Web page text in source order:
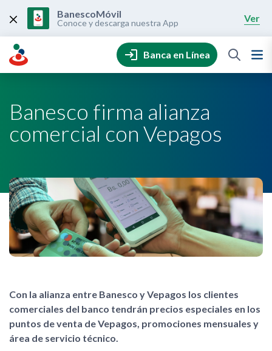
content
BanescoMóvil
Conoce y descarga nuestra App Ver
Banca en Línea
Banesco firma alianza
comercial con Vepagos
Con la alianza entre Banesco y Vepagos los clientes
comerciales del banco tendrán precios especiales en los
puntos de venta de Vepagos, promociones mensuales y
área de servicio técnico.